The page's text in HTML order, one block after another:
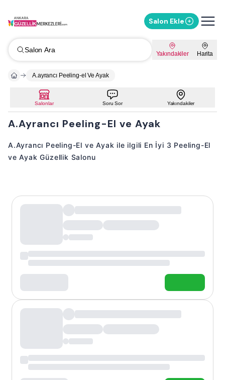
Salon Ekle
Salon Ara Yakındakiler Harita
A.ayrancı Peeling-el Ve Ayak
Salonlar Soru Sor Yakındakiler
A.Ayrancı Peeling-El ve Ayak
A.Ayrancı Peeling-El ve Ayak ile ilgili En İyi 3 Peeling-El
ve Ayak Güzellik Salonu